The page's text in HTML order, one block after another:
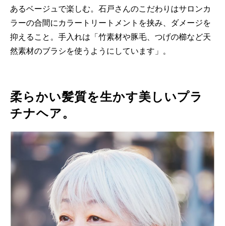
あるベージュで楽しむ。石戸さんのこだわりはサロンカ
ラーの合間にカラートリートメントを挟み、ダメージを
抑えること。手入れは「竹素材や豚毛、つげの櫛など天
然素材のブラシを使うようにしています」。
柔らかい髪質を生かす美しいプラ
チナヘア。